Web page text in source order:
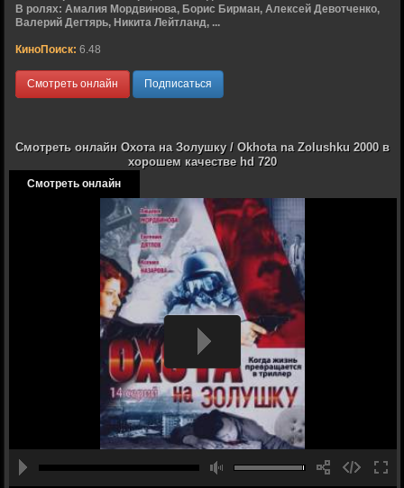
В ролях: Амалия Мордвинова, Борис Бирман, Алексей Девотченко,
Валерий Дегтярь, Никита Лейтланд, ...
КиноПоиск: 6.48
Смотреть онлайн Подписаться
Смотреть онлайн Охота на Золушку / Okhota na Zolushku 2000 в
хорошем качестве hd 720
Смотреть онлайн